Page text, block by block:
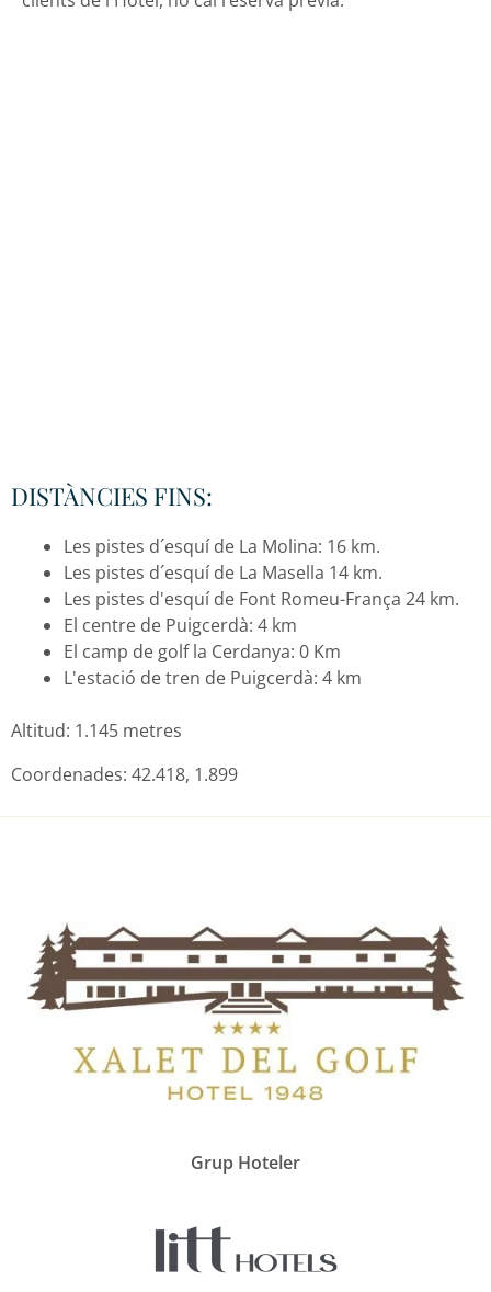
DISTÀNCIES FINS:
Les pistes d´esquí de La Molina: 16 km.
Les pistes d´esquí de La Masella 14 km.
Les pistes d'esquí de Font Romeu-França 24 km.
El centre de Puigcerdà: 4 km
El camp de golf la Cerdanya: 0 Km
L'estació de tren de Puigcerdà: 4 km
Altitud: 1.145 metres
Coordenades: 42.418, 1.899
Grup Hoteler